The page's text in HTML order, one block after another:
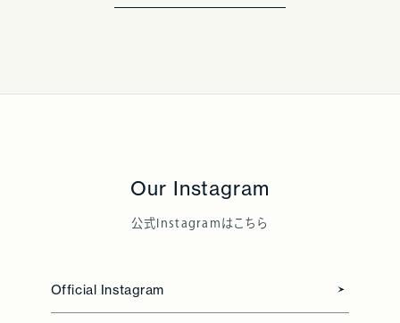
Our Instagram
公式Instagramはこちら
Official Instagram